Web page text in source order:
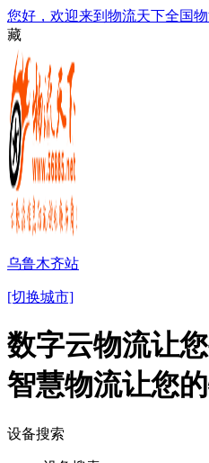
您好，欢迎来到物流天下全国物
藏
乌鲁木齐站
[切换城市]
数字云物流让
智慧物流让您
设备搜索